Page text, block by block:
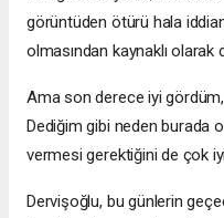
görüntüden ötürü hala
olmasından kaynaklı olarak
Ama son derece iyi
Dediğim gibi neden burada
vermesi gerektiğini de çok
Dervişoğlu, bu günlerin